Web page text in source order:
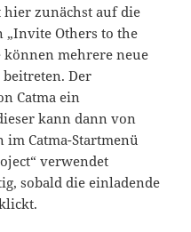
zunächst auf die
Others to the
können mehrere neue
Der
Catma ein
kann dann von
Catma-Startmenü
verwendet
sobald die einladende